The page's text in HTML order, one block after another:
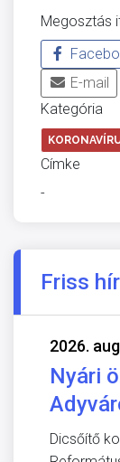
Megosztás
E-mail
Kategória
Címke
-
Friss
2026.
Nyári
Dicsőítő